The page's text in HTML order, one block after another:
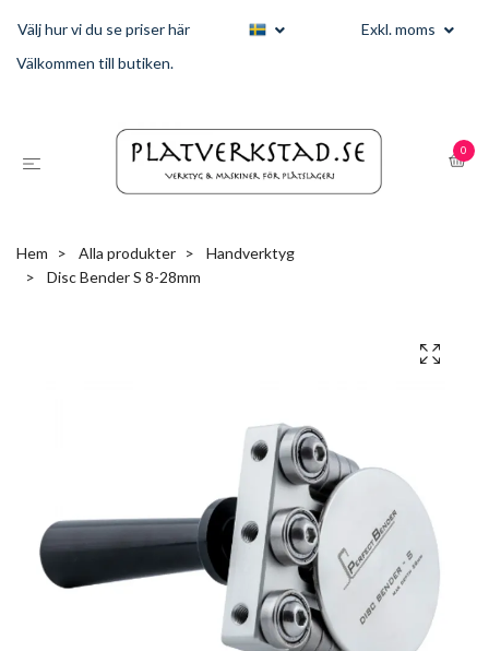
Välj hur vi du se priser här
Exkl. moms
Välkommen till butiken.
0
Hem Alla produkter
Handverktyg
Disc Bender S 8-28mm